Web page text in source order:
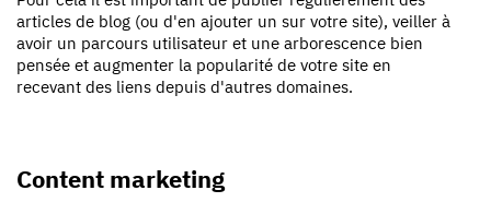
articles de blog (ou d'en ajouter un sur votre site), veiller à
avoir un parcours utilisateur et une arborescence bien
pensée et augmenter la popularité de votre site en
recevant des liens depuis d'autres domaines.
Content marketing